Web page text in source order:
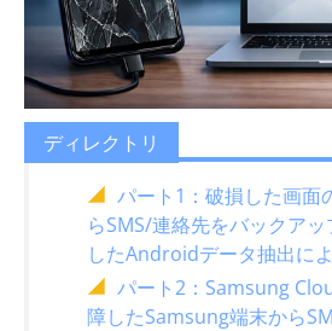
ディレクトリ
パート1：破損した画面
らSMS/連絡先をバックア
したAndroidデータ抽出によ
パート2：Samsung
障したSamsung端末から